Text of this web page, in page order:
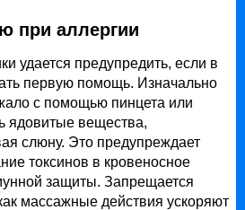
при аллергии
удается предупредить, если в
первую помощь. Изначально
с помощью пинцета или
ядовитые вещества,
слюну. Это предупреждает
токсинов в кровеносное
защиты. Запрещается
массажные действия ускоряют